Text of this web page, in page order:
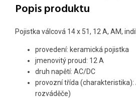
Popis produktu
Pojistka válcová 14 x 51, 12 A, AM,
provedení: keramická pojistka
jmenovitý proud: 12 A
druh napětí: AC/DC
provozní třída
rozváděče)